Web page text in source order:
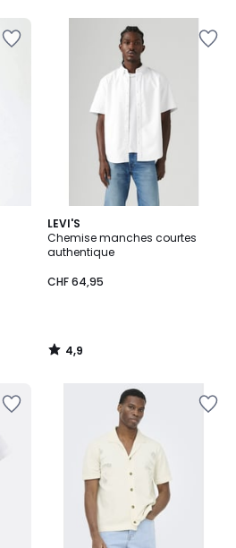
LEVI'S
Chemise manches courtes
authentique
CHF 64,95
4,9
/ 5
4,9
/